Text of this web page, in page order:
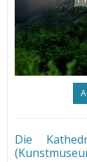
Die